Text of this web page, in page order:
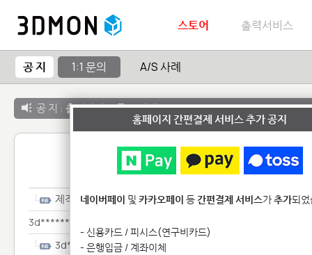
스토어 출력서비스
공 지 1:1 문의 A/S 사례
공 지 : 출력서비스 종료 안내
1:1 문
제작*********
3d***************
3d***************
홈페이지 간편결제 서비스 추가 공지
네이버페이 및 카카오페이 등간편결제 서비스가추가되
- 신용카드 / 피시스(연구비카드)
- 은행입금 / 계좌이체